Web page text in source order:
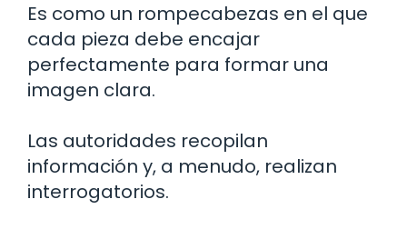
Es como un rompecabezas en el que
cada pieza debe encajar
perfectamente para formar una
imagen clara.
Las autoridades recopilan
información y, a menudo, realizan
interrogatorios.